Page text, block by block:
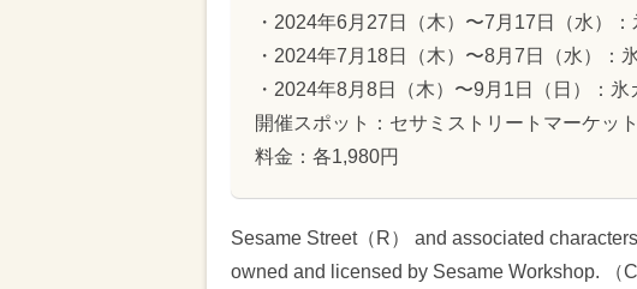
・2024年6月27日（木）〜7月17日（水）
・2024年7月18日（木）〜8月7日（水）：
・2024年8月8日（木）〜9月1日（日）：
開催スポット：セサミストリートマーケッ
料金：各1,980円
Sesame Street（R） and associated
owned and licensed by Sesame Workshop. （